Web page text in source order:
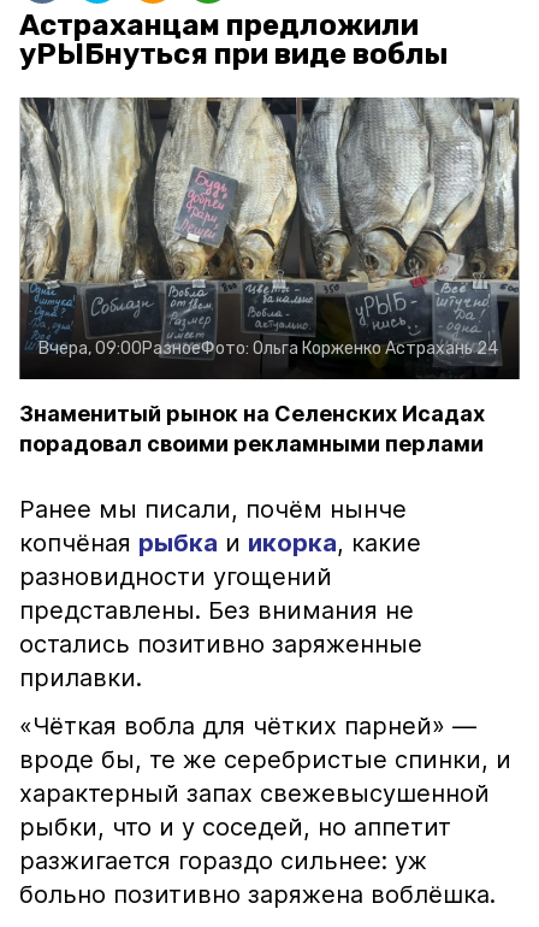
Астраханцам предложили
уРЫБнуться при виде воблы
Вчера, 09:00РазноеФото: Ольга КорженкоАстрахань 24
Знаменитый рынок на Селенских Исадах
порадовал своими рекламными перлами
Ранее мы писали, почём нынче
копчёная рыбка и икорка, какие
разновидности угощений
представлены. Без внимания не
остались позитивно заряженные
прилавки.
«Чёткая вобла для чётких парней» —
вроде бы, те же серебристые спинки, и
характерный запах свежевысушенной
рыбки, что и у соседей, но аппетит
разжигается гораздо сильнее: уж
больно позитивно заряжена воблёшка.